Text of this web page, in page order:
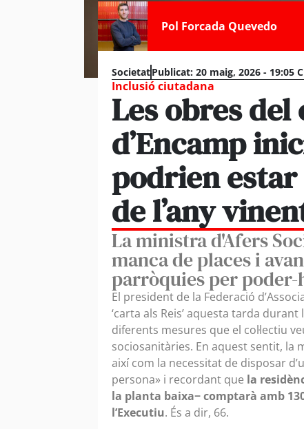
Pol Forcada Quevedo
SocietatPublicat: 20 maig, 2026 - 19:05
Inclusió ciutadana
Les obres
d’Encamp
podrien
de l’any
La ministra d'Afers
manca de places i
parròquies per
El president de la Federació
‘carta als Reis’ aquesta tarda
diferents mesures que el col·lectiu
sociosanitàries. En aquest sentit, la
així com la necessitat de disposar
persona» i recordant que la
la planta baixa− comptarà amb
l’Executiu. És a dir, 66.